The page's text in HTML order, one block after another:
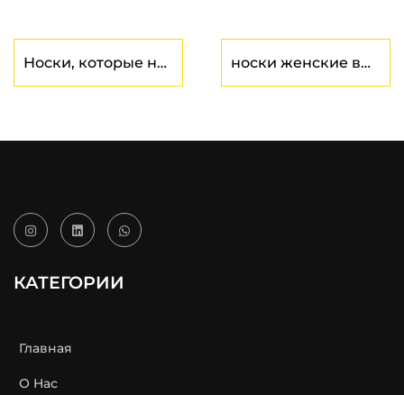
Носки, которые не
натирают ноги
носки женские в
Китае
КАТЕГОРИИ
Главная
О Нас